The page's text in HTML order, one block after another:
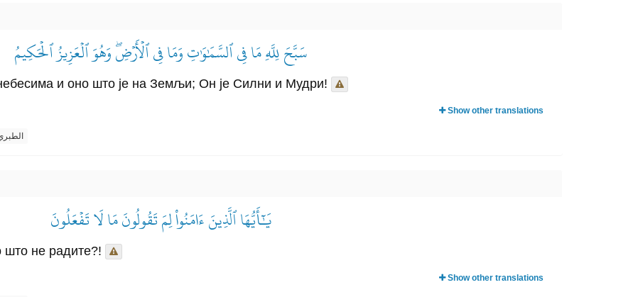
سَبَّحَ لِلَّهِ مَا فِي ٱلسَّمَٰوَٰتِ وَمَا فِي ٱلۡأَرۡضِۖ وَهُوَ ٱلۡعَزِيزُ ٱلۡحَكِيمُ
и оно што је на Земљи; Он је Силни и Мудри!
Show other translations
يَٰٓأَيُّهَا ٱلَّذِينَ ءَامَنُواْ لِمَ تَقُولُونَ مَا لَا تَفۡعَلُونَ
што не радите?!
Show other translations